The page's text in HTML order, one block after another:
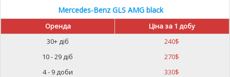
Mercedes-Benz GLS AMG black
Оренда
Ціна за 1 добу
30+ діб
240$
10 - 29 діб
270$
4 - 9 доби
330$